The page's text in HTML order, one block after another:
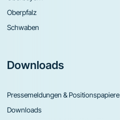
Oberpfalz
Schwaben
Downloads
Pressemeldungen & Positionspapiere
Downloads